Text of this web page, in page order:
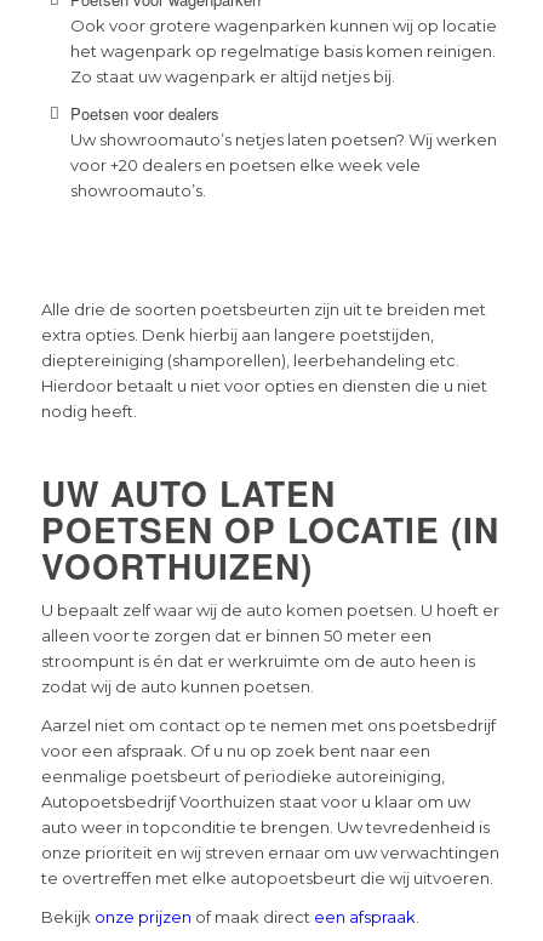
Ook voor grotere wagenparken kunnen wij op locatie
het wagenpark op regelmatige basis komen reinigen.
Zo staat uw wagenpark er altijd netjes bij.
Poetsen voor dealers
Uw showroomauto’s netjes laten poetsen? Wij werken
voor +20 dealers en poetsen elke week vele
showroomauto’s.
Alle drie de soorten poetsbeurten zijn uit te breiden met
extra opties. Denk hierbij aan langere poetstijden,
dieptereiniging (shamporellen), leerbehandeling etc.
Hierdoor betaalt u niet voor opties en diensten die u niet
nodig heeft.
UW AUTO LATEN
POETSEN OP LOCATIE (IN
VOORTHUIZEN)
U bepaalt zelf waar wij de auto komen poetsen. U hoeft er
alleen voor te zorgen dat er binnen 50 meter een
stroompunt is én dat er werkruimte om de auto heen is
zodat wij de auto kunnen poetsen.
Aarzel niet om contact op te nemen met ons poetsbedrijf
voor een afspraak. Of u nu op zoek bent naar een
eenmalige poetsbeurt of periodieke autoreiniging,
Autopoetsbedrijf Voorthuizen staat voor u klaar om uw
auto weer in topconditie te brengen. Uw tevredenheid is
onze prioriteit en wij streven ernaar om uw verwachtingen
te overtreffen met elke autopoetsbeurt die wij uitvoeren.
Bekijk onze prijzen of maak direct een afspraak.